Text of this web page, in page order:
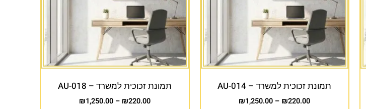
תמונת זכוכית למשרד – AU-014
₪220.00
–
₪1,250.00
תמונת זכוכית למשרד – AU-018
₪220.00
–
₪1,250.00